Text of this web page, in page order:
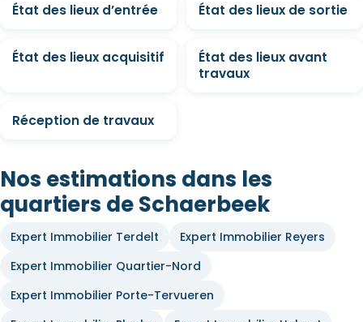
État des lieux d’entrée État des lieux de sortie
État des lieux acquisitif
État des lieux avant
travaux
Réception de travaux
Nos estimations dans les
quartiers de Schaerbeek
Expert Immobilier Terdelt
Expert Immobilier Reyers
Expert Immobilier Quartier-Nord
Expert Immobilier Porte-Tervueren